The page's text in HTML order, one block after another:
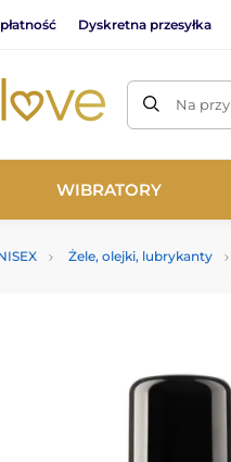
Dyskretna przesyłka
Na
WIBRATORY
Żele, olejki, lubrykanty